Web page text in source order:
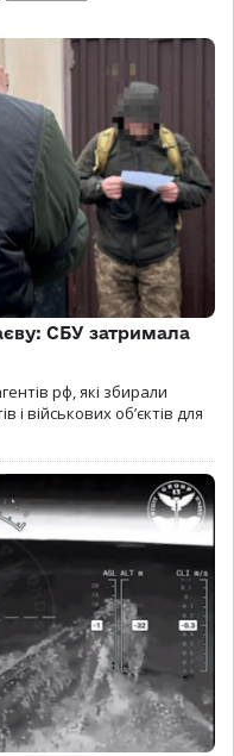
СБУ затримала
рф, які збирали
і військових об’єктів для